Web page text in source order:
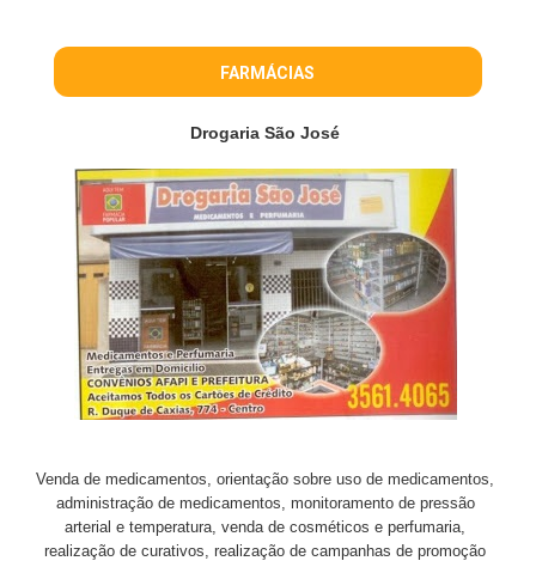
FARMÁCIAS
Drogaria São José
Venda de medicamentos, orientação sobre uso de medicamentos,
administração de medicamentos, monitoramento de pressão
arterial e temperatura, venda de cosméticos e perfumaria,
realização de curativos, realização de campanhas de promoção